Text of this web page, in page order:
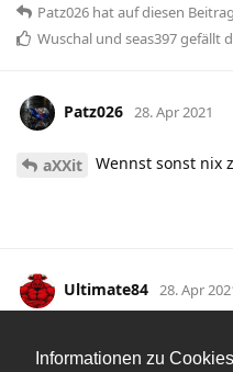
Informationen zu
Patz026 hatauf diesen
Wuschal und seas397gefällt
Patz026 28. Apr 2021
aXXit Wennst sonst nix
Ultimate84 28. Apr
Aufgrund der aktuellen
für die neue Saison,